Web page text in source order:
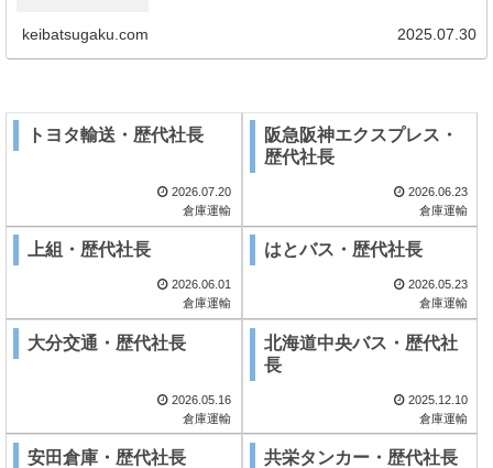
keibatsugaku.com 2025.07.30
トヨタ輸送・歴代社長
2026.07.20
倉庫運輸
阪急阪神エクスプレス・
歴代社長
2026.06.23
倉庫運輸
上組・歴代社長
2026.06.01
倉庫運輸
はとバス・歴代社長
2026.05.23
倉庫運輸
大分交通・歴代社長
2026.05.16
倉庫運輸
北海道中央バス・歴代社
長
2025.12.10
倉庫運輸
安田倉庫・歴代社長 共栄タンカー・歴代社長